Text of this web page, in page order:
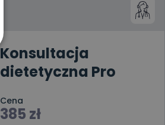
Konsultacja
dietetyczna Pro
Cena
385 zł